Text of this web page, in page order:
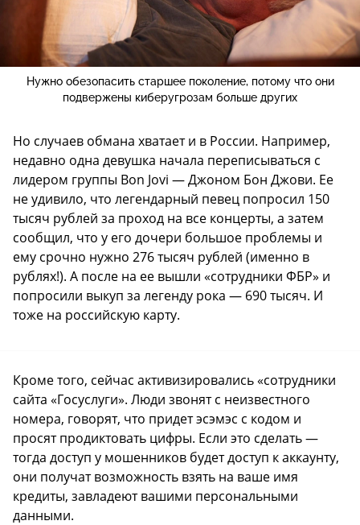
Нужно обезопасить старшее поколение, потому что они
подвержены киберугрозам больше других
Но случаев обмана хватает и в России. Например,
недавно одна девушка начала переписываться с
лидером группы Bon Jovi — Джоном Бон Джови. Ее
не удивило, что легендарный певец попросил 150
тысяч рублей за проход на все концерты, а затем
сообщил, что у его дочери большое проблемы и
ему срочно нужно 276 тысяч рублей (именно в
рублях!). А после на ее вышли «сотрудники ФБР» и
попросили выкуп за легенду рока — 690 тысяч. И
тоже на российскую карту.
Кроме того, сейчас активизировались «сотрудники
сайта «Госуслуги». Люди звонят с неизвестного
номера, говорят, что придет эсэмэс с кодом и
просят продиктовать цифры. Если это сделать —
тогда доступ у мошенников будет доступ к аккаунту,
они получат возможность взять на ваше имя
кредиты, завладеют вашими персональными
данными.